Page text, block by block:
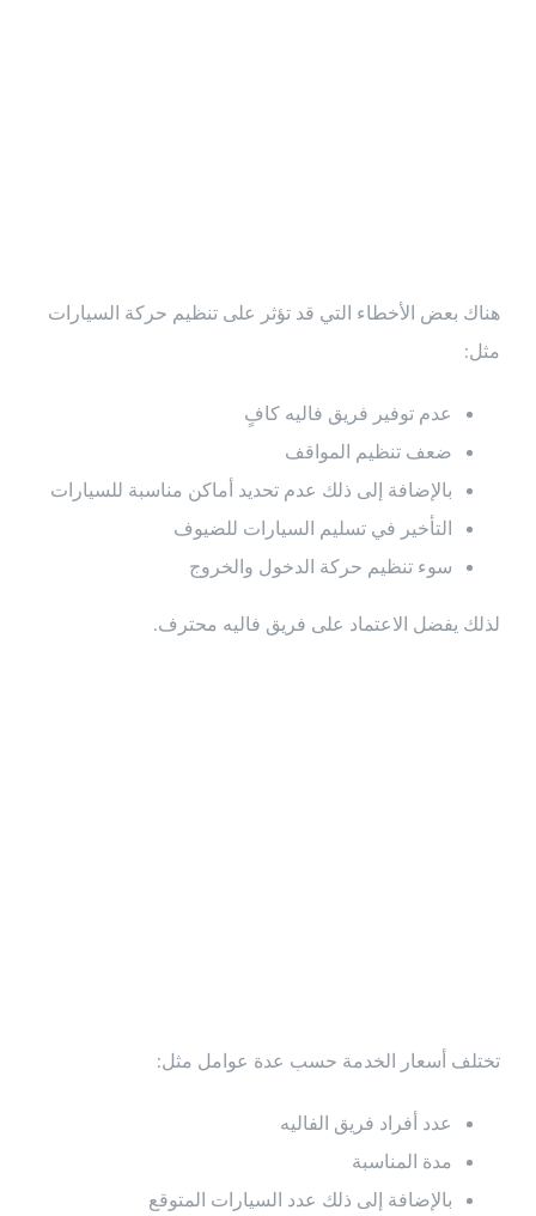
هناك بعض الأخطاء التي قد تؤثر على تنظيم حركة السيارات
مثل:
عدم توفير فريق فاليه كافٍ
ضعف تنظيم المواقف
بالإضافة إلى ذلك عدم تحديد أماكن مناسبة للسيارات
التأخير في تسليم السيارات للضيوف
سوء تنظيم حركة الدخول والخروج
لذلك يفضل الاعتماد على فريق فاليه محترف.
تختلف أسعار الخدمة حسب عدة عوامل مثل:
عدد أفراد فريق الفاليه
مدة المناسبة
بالإضافة إلى ذلك عدد السيارات المتوقع